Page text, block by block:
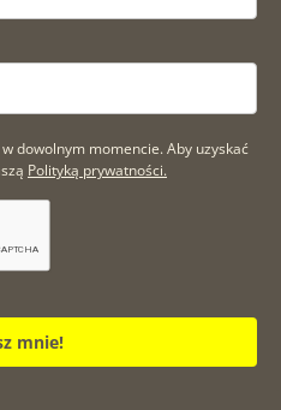
dowolnym momencie. Aby uzyskać
Polityką prywatności.
mnie!